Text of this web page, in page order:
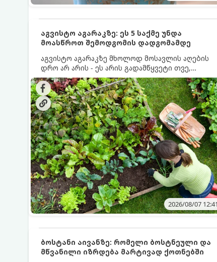
აგვისტო აგარაკზე: ეს 5 საქმე უნდა
მოასწროთ შემოდგომის დადგომამდე
აგვისტო აგარაკზე მხოლოდ მოსავლის აღების
დრო არ არის - ეს არის გადამწყვეტი თვე,
როდესაც საფუძველი ეყრება მომავალი წლის
მოსავალს და ბაღი მზადდება შემოდგომა-
ზამთრის სეზონისთვის. იმისათვის, რომ
ნიადაგმა ენერგია აღიდგინოს, ხოლო
მცენარეებმა ზამთარს გაუძლონ, აგვისტოს
ბოლომდე 5 მნიშვნელოვანი საქმის გაკეთება
უნდა მოასწროთ:
2026/08/07 12:41
ბოსტანი აივანზე: რომელი ბოსტნეული და
მწვანილი იზრდება მარტივად ქოთნებში